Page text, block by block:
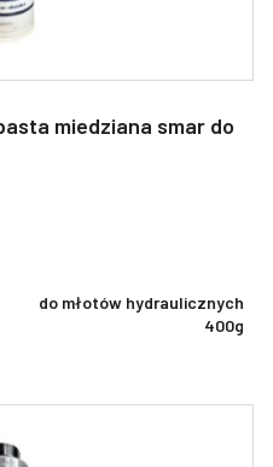
miedziana smar do
do młotów hydraulicznych
400g